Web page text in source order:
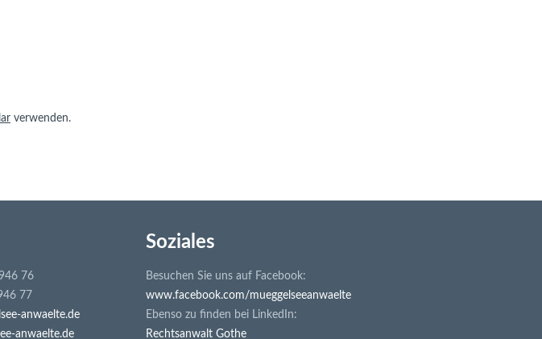
verwenden.
76
77
anwaelte.de
anwaelte.de
Soziales
Besuchen Sie uns auf Facebook:
www.facebook.com/mueggelseeanwaelte
Ebenso zu finden bei LinkedIn:
Rechtsanwalt Gothe